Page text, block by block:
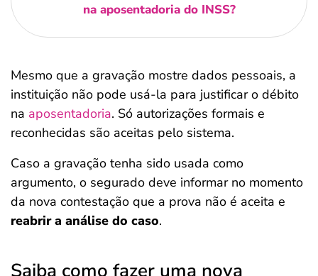
na aposentadoria do INSS?
Mesmo que a gravação mostre dados pessoais, a
instituição não pode usá-la para justificar o débito
na aposentadoria. Só autorizações formais e
reconhecidas são aceitas pelo sistema.
Caso a gravação tenha sido usada como
argumento, o segurado deve informar no momento
da nova contestação que a prova não é aceita e
reabrir a análise do caso.
Saiba como fazer uma nova